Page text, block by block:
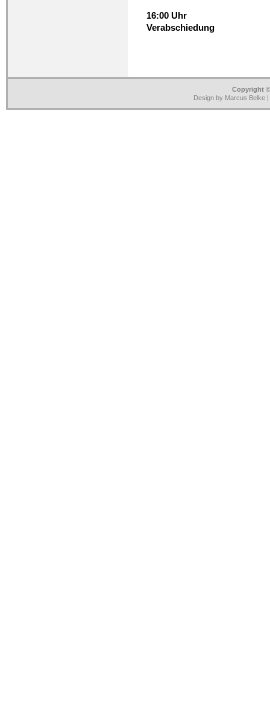
16:00 Uhr
Verabschiedung
Copyright
Design by Marcus Belke